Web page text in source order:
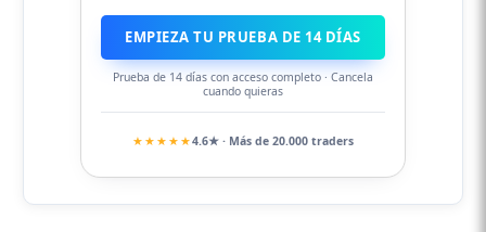
EMPIEZA TU PRUEBA DE 14 DÍAS
Prueba de 14 días con acceso completo · Cancela
cuando quieras
★★★★★4.6★ · Más de 20.000 traders